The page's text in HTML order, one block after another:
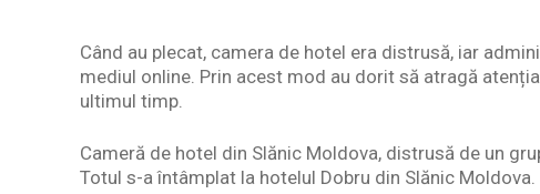
Când au plecat, camera de hotel era distrusă, iar
mediul online. Prin acest mod au dorit să atragă
ultimul timp.
Cameră de hotel din Slănic Moldova, distrusă de un
Totul s-a întâmplat la hotelul Dobru din Slănic Moldova.